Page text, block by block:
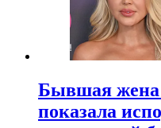
Бывшая жена
показала